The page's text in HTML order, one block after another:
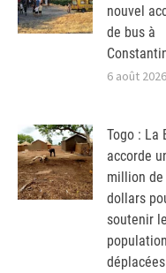
nouvel
de bus à
6 août 2026
Togo : La
accorde
million de
dollars
soutenir